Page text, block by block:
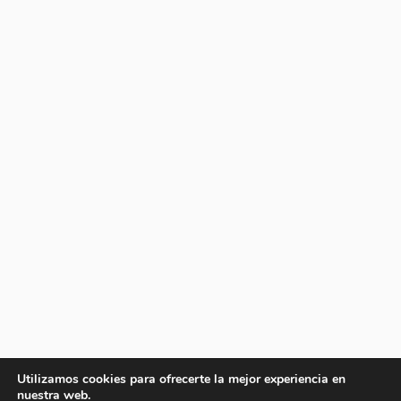
Utilizamos cookies para ofrecerte la mejor experiencia en
nuestra web.